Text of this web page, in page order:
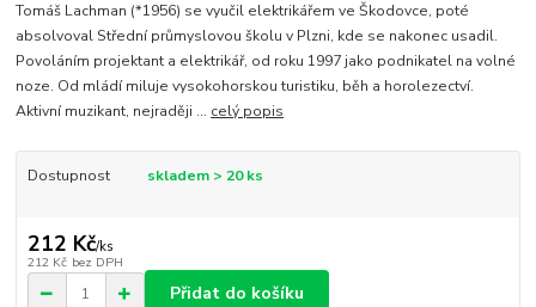
Tomáš Lachman (*1956) se vyučil elektrikářem ve Škodovce, poté
absolvoval Střední průmyslovou školu v Plzni, kde se nakonec usadil.
Povoláním projektant a elektrikář, od roku 1997 jako podnikatel na volné
noze. Od mládí miluje vysokohorskou turistiku, běh a horolezectví.
Aktivní muzikant, nejraději ... celý popis
Dostupnost skladem > 20 ks
212 Kč/ks
212 Kč bez DPH
Přidat do košíku